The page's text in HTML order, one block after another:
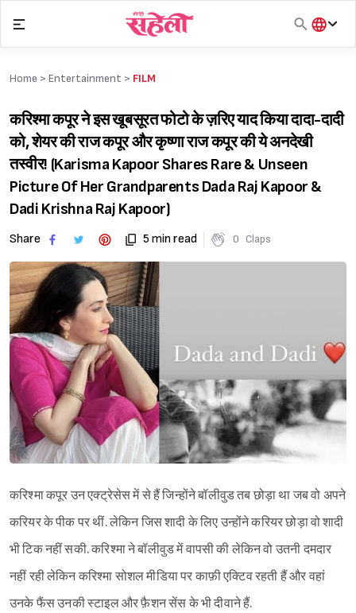
content
हिंदी
Home > Entertainment > FILM
करिश्मा कपूर ने इस खूबसूरत फोटो के ज़रिए याद किया दादा-दादी
को, शेयर की राज कपूर और कृष्णा राज कपूर की ये अनदेखी
तस्वीर! (Karisma Kapoor Shares Rare & Unseen
Picture Of Her Grandparents Dada Raj Kapoor &
Dadi Krishna Raj Kapoor)
Share 5 min read 0 Claps
करिश्मा कपूर उन एक्ट्रेसेस में से हैं जिन्होंने बॉलीवुड तब छोड़ा था जब वो अपने
करियर के पीक पर थीं. लेकिन जिस शादी के लिए उन्होंने करियर छोड़ा वो शादी
भी टिक नहीं सकी. करिश्मा ने बॉलीवुड में वापसी की लेकिन वो उतनी दमदार
नहीं रही लेकिन करिश्मा सोशल मीडिया पर काफ़ी एक्टिव रहती हैं और वहां
उनके फैंस उनकी स्टाइल और फ़ैशन सेंस के भी दीवाने हैं.